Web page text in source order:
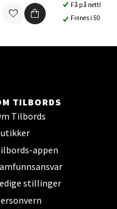
Få på nettlager
Finnes i 50
TILBORDS
Tilbords
appen
stillinger